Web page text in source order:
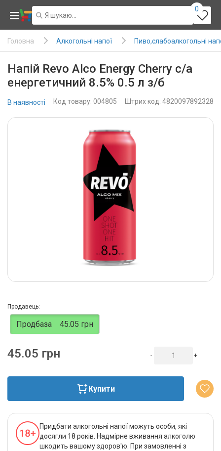
0
Головна Алкогольні напої Пиво,слабоалкогольні
Напій Revo Alco Energy Cherry с/а
енергетичний 8.5% 0.5 л з/б
В наявності Код товару: 004805 Штрих код: 4820097892328
Продавець:
Продбаза 45.05 грн
45.05 грн - +
Купити
Придбати алкогольні напої можуть особи, які
досягли 18 років. Надмірне вживання алкоголю
шкодить вашому здоров'ю. При замовленні з